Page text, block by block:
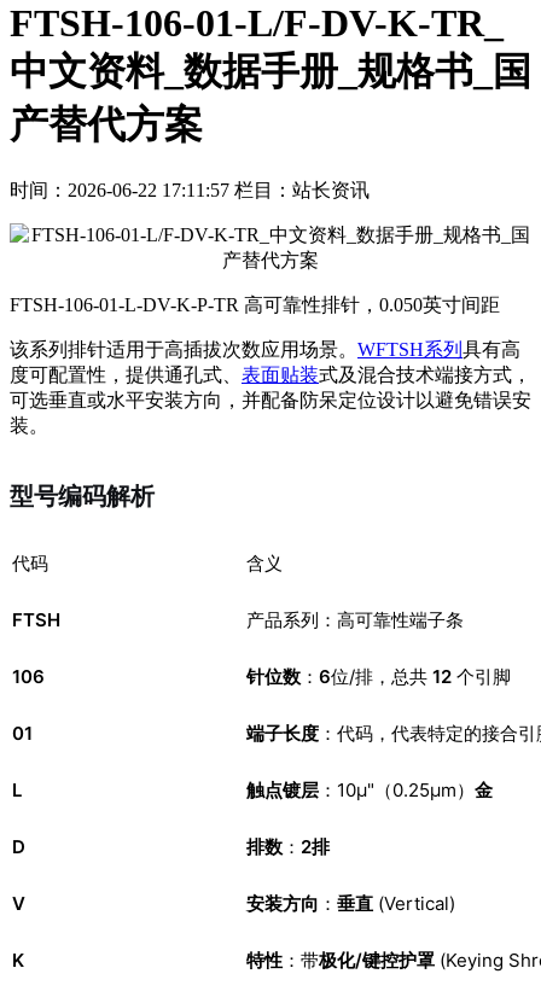
FTSH-106-01-L/F-DV-K-TR_
中文资料_数据手册_规格书_国
产替代方案
时间：2026-06-22 17:11:57 栏目：站长资讯
FTSH-106-01-L-DV-K-P-TR 高可靠性排针，0.050英寸间距
该系列排针适用于高插拔次数应用场景。 WFTSH系列 具有高
度可配置性，提供通孔式、 表面贴装式及混合技术端接方式，
可选垂直或水平安装方向，并配备防呆定位设计以避免错误安
装。
型号编码解析
代码 含义
FTSH 产品系列：高可靠性端子条
106 针位数 ： 6位/排，总共 12 个引脚
01 端子长度 ：代码，代表特定的接合
L 触点镀层 ：10µ"（0.25µm） 金
D 排数 ： 2排
V 安装方向 ： 垂直 (Vertical)
K 特性 ：带极化/键控护罩 (Keying